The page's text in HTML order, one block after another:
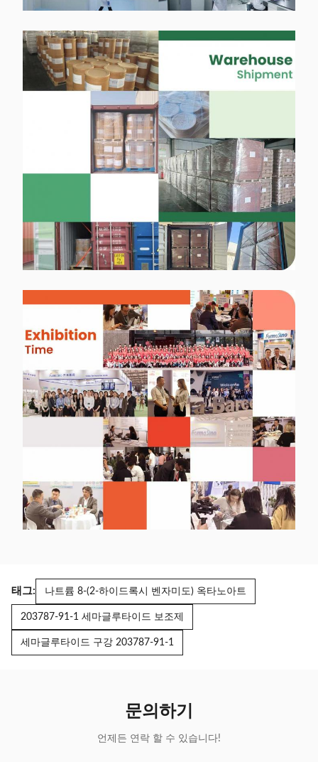
태그: 나트륨 8-(2-하이드록시 벤자미도) 옥타노아트
203787-91-1 세마글루타이드 보조제
세마글루타이드 구강 203787-91-1
문의하기
언제든 연락 할 수 있습니다!